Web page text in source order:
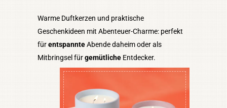
Warme Duftkerzen und praktische
Geschenkideen mit Abenteuer-Charme: perfekt
fürentspannteAbende daheim oder als
Mitbringsel fürgemütliche Entdecker.